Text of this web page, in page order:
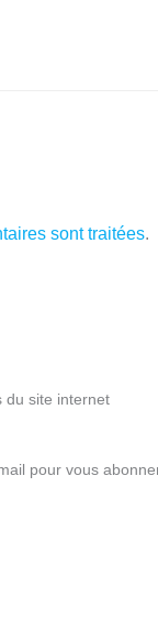
sont traitées.
du site internet
pour vous